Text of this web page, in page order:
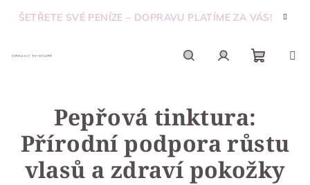
ŠETŘETE SVÉ PENÍZE – DOPRAVU PLATÍME ZA VÁS!
Pepřová tinktura:
Přírodní podpora růstu
vlasů a zdraví pokožky